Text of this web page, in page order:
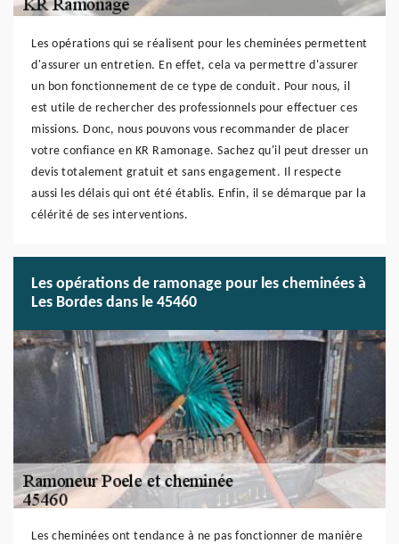
Les opérations qui se réalisent pour les cheminées permettent
d'assurer un entretien. En effet, cela va permettre d'assurer
un bon fonctionnement de ce type de conduit. Pour nous, il
est utile de rechercher des professionnels pour effectuer ces
missions. Donc, nous pouvons vous recommander de placer
votre confiance en KR Ramonage. Sachez qu'il peut dresser un
devis totalement gratuit et sans engagement. Il respecte
aussi les délais qui ont été établis. Enfin, il se démarque par la
célérité de ses interventions.
Les opérations de ramonage pour les cheminées à
Les Bordes dans le 45460
Les cheminées ont tendance à ne pas fonctionner de manière